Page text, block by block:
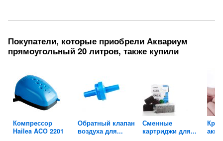
Покупатели, которые приобрели Аквариум
прямоугольный 20 литров, также купили
Компрессор
Hailea ACO 2201
Обратный клапан
воздуха для...
Сменные
картриджи для...